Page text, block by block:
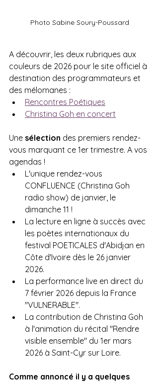
Photo Sabine Soury-Poussard
A découvrir, les deux rubriques aux
couleurs de 2026 pour le site officiel à
destination des programmateurs et
des mélomanes :
Rencontres Poétiques
Christina Goh en concert
Une sélection des premiers rendez-
vous marquant ce 1er trimestre. A vos
agendas !
L'unique rendez-vous
CONFLUENCE (Christina Goh
radio show) de janvier, le
dimanche 11 !
La lecture en ligne à succès avec
les poètes internationaux du
festival POETICALES d'Abidjan en
Côte d'Ivoire dès le 26 janvier
2026.
La performance live en direct du
7 février 2026 depuis la France
"VULNERABLE".
La contribution de Christina Goh
à l'animation du récital "Rendre
visible ensemble" du 1er mars
2026 à Saint-Cyr sur Loire.
Comme annoncé il y a quelques